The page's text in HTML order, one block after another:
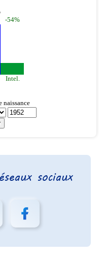
sociaux